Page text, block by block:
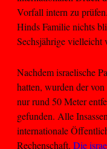
Vorfall intern zu
Hinds Familie nichts
Sechsjährige
Nachdem israelische
hatten, wurden der
nur rund 50 Meter
gefunden. Alle
internationale
Rechenschaft. Die